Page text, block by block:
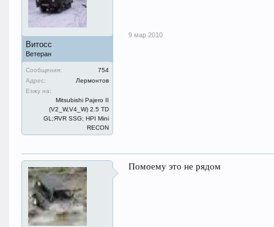
Витосс
Ветеран
Сообщения:
754
Адрес:
Лермонтов
Езжу на:
Mitsubishi Pajero II
(V2_W,V4_W) 2.5 TD
GL;ЯVR SSG; HPI Mini
RECON
9 мар 2010
Помоему это не рядом